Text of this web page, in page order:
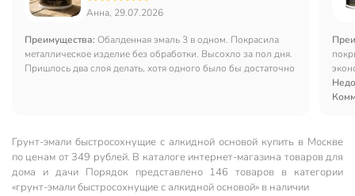
Анна, 29.07.2026
Преимущества: Обалденная эмаль 3 в одном. Покрасила
металлическое изделие без обработки. Высохло за пол дня.
Пришлось два слоя делать, хотя одного было бы достаточно
Грунт-эмали быстросохнущие с алкидной основой купить в Москве
по ценам от 349 рублей. В каталоге интернет-магазина товаров для
дома и дачи Порядок представлено 146 товаров в категории
«грунт-эмали быстросохнущие с алкидной основой» в наличии